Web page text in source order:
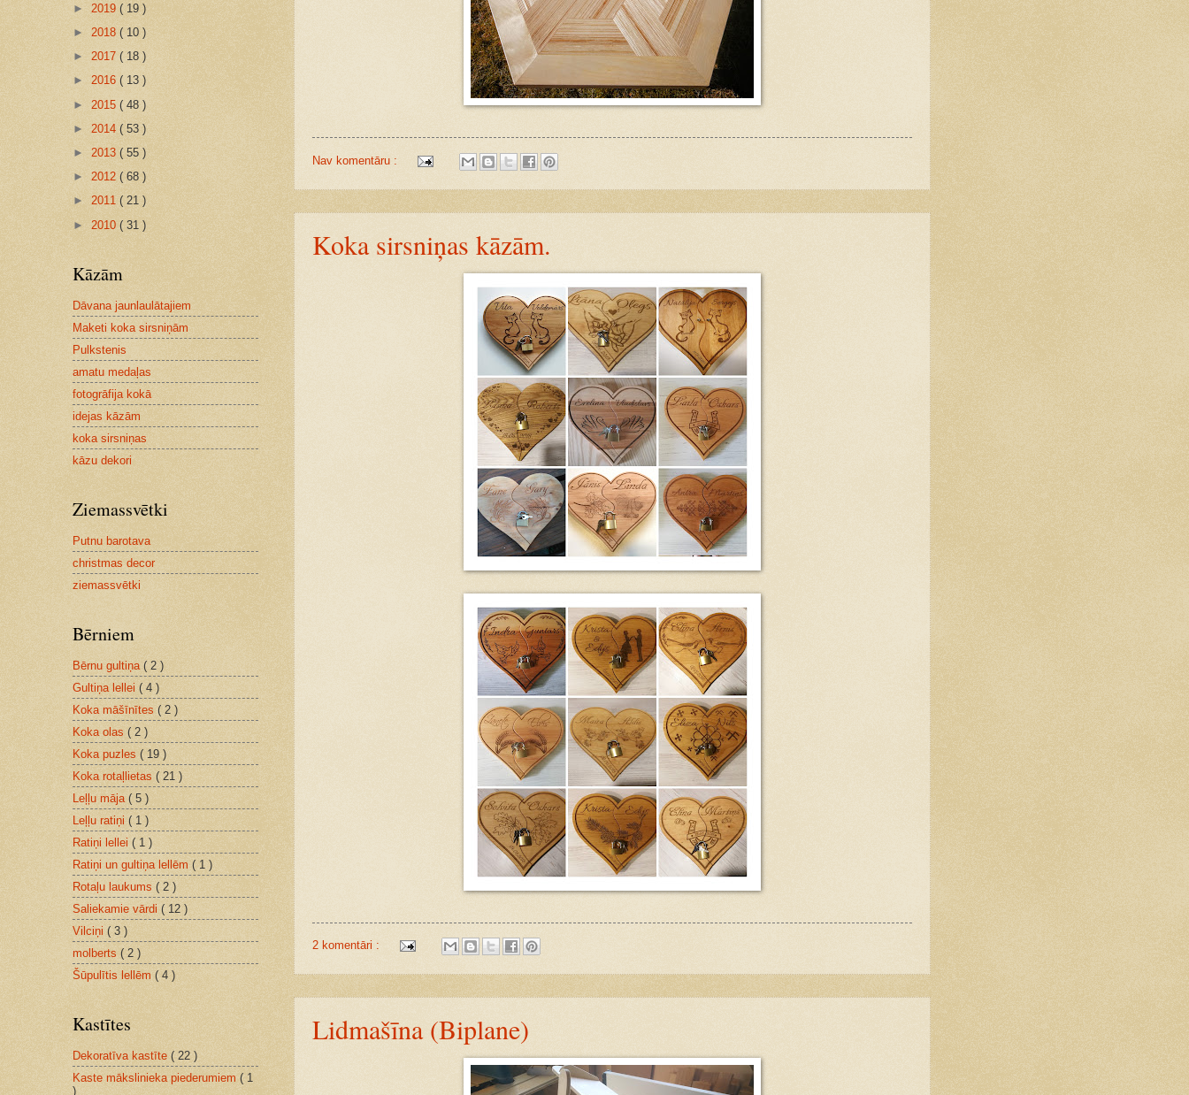
Nav komentāru :
Koka sirsniņas kāzām.
2 komentāri :
Lidmašīna (Biplane)
► 2019 ( 19 )
► 2018 ( 10 )
► 2017 ( 18 )
► 2016 ( 13 )
► 2015 ( 48 )
► 2014 ( 53 )
► 2013 ( 55 )
► 2012 ( 68 )
► 2011 ( 21 )
► 2010 ( 31 )
Kāzām
Dāvana jaunlaulātajiem
Maketi koka sirsniņām
Pulkstenis
amatu medaļas
fotogrāfija kokā
idejas kāzām
koka sirsniņas
kāzu dekori
Ziemassvētki
Putnu barotava
christmas decor
ziemassvētki
Bērniem
Bērnu gultiņa ( 2 )
Gultiņa lellei ( 4 )
Koka māšīnītes ( 2 )
Koka olas ( 2 )
Koka puzles ( 19 )
Koka rotaļlietas ( 21 )
Leļļu māja ( 5 )
Leļļu ratiņi ( 1 )
Ratiņi lellei ( 1 )
Ratiņi un gultiņa lellēm ( 1 )
Rotaļu laukums ( 2 )
Saliekamie vārdi ( 12 )
Vilciņi ( 3 )
molberts ( 2 )
Šūpulītis lellēm ( 4 )
Kastītes
Dekoratīva kastīte ( 22 )
Kaste mākslinieka piederumiem ( 1
)